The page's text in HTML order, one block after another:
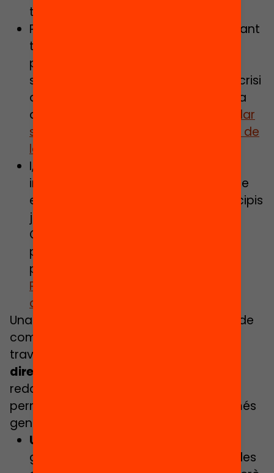
teva població. La pots trobar aquí:
Però, per què ara? També és important
traslladar-los la urgència de la
problemàtica, ja que els nivells de
segregació creixeran a causa de la crisi
derivada de la Covid-19 si no s’actua
amb urgència:
La preinscripció escolar
serà crítica per evitar un creixement de
la segregació
I, a més, també els pots enviar
informació relativa a les mesures que
es poden impulsar i que altres municipis
ja estan implementant amb èxit.
Combatre la segregació escolar és
possible, és qüestió de voluntat
política:
Preinscripció i segregació escolar
davant la Covid-19
Una altra via per interpel·lar els mitjans de
comunicació locals o comarcals és a
través
director.
redactar un article, és molt senzill i et
permetrà arribar als mitjans i a molta més
gent:
Un títol que enganxi:
generar interès i captar el lector ja des